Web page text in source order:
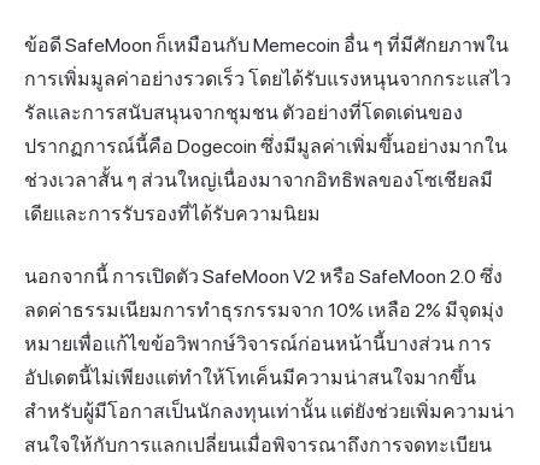
ข้อดี SafeMoon ก็เหมือนกับ Memecoin อื่น ๆ ที่มีศักยภาพใน
การเพิ่มมูลค่าอย่างรวดเร็ว โดยได้รับแรงหนุนจากกระแสไว
รัลและการสนับสนุนจากชุมชน ตัวอย่างที่โดดเด่นของ
ปรากฏการณ์นี้คือ Dogecoin ซึ่งมีมูลค่าเพิ่มขึ้นอย่างมากใน
ช่วงเวลาสั้น ๆ ส่วนใหญ่เนื่องมาจากอิทธิพลของโซเชียลมี
เดียและการรับรองที่ได้รับความนิยม
นอกจากนี้ การเปิดตัว SafeMoon V2 หรือ SafeMoon 2.0 ซึ่ง
ลดค่าธรรมเนียมการทำธุรกรรมจาก 10% เหลือ 2% มีจุดมุ่ง
หมายเพื่อแก้ไขข้อวิพากษ์วิจารณ์ก่อนหน้านี้บางส่วน การ
อัปเดตนี้ไม่เพียงแต่ทำให้โทเค็นมีความน่าสนใจมากขึ้น
สำหรับผู้มีโอกาสเป็นนักลงทุนเท่านั้น แต่ยังช่วยเพิ่มความน่า
สนใจให้กับการแลกเปลี่ยนเมื่อพิจารณาถึงการจดทะเบียน